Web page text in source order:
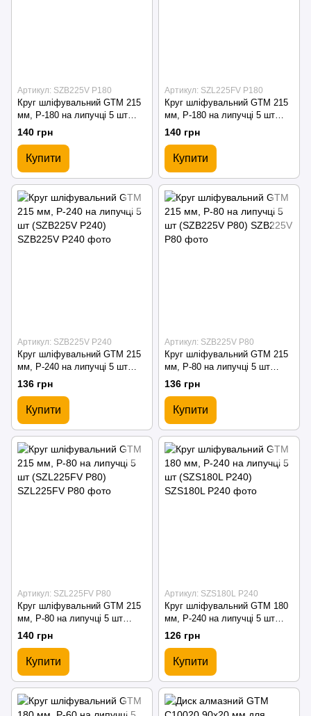
Артикул: SZB225V P180
Круг шліфувальний GTM 215
мм, P-180 на липучці 5 шт
(SZB225V P180)
140 грн
Купити
Артикул: SZL225FV P180
Круг шліфувальний GTM 215
мм, P-180 на липучці 5 шт
(SZL225FV P180)
140 грн
Купити
Артикул: SZB225V P240
Круг шліфувальний GTM 215
мм, P-240 на липучці 5 шт
(SZB225V P240)
136 грн
Купити
Артикул: SZB225V P80
Круг шліфувальний GTM 215
мм, P-80 на липучці 5 шт
(SZB225V P80)
136 грн
Купити
Артикул: SZL225FV P80
Круг шліфувальний GTM 215
мм, P-80 на липучці 5 шт
(SZL225FV P80)
140 грн
Купити
Артикул: SZS180L P240
Круг шліфувальний GTM 180
мм, P-240 на липучці 5 шт
(SZS180L P240)
126 грн
Купити